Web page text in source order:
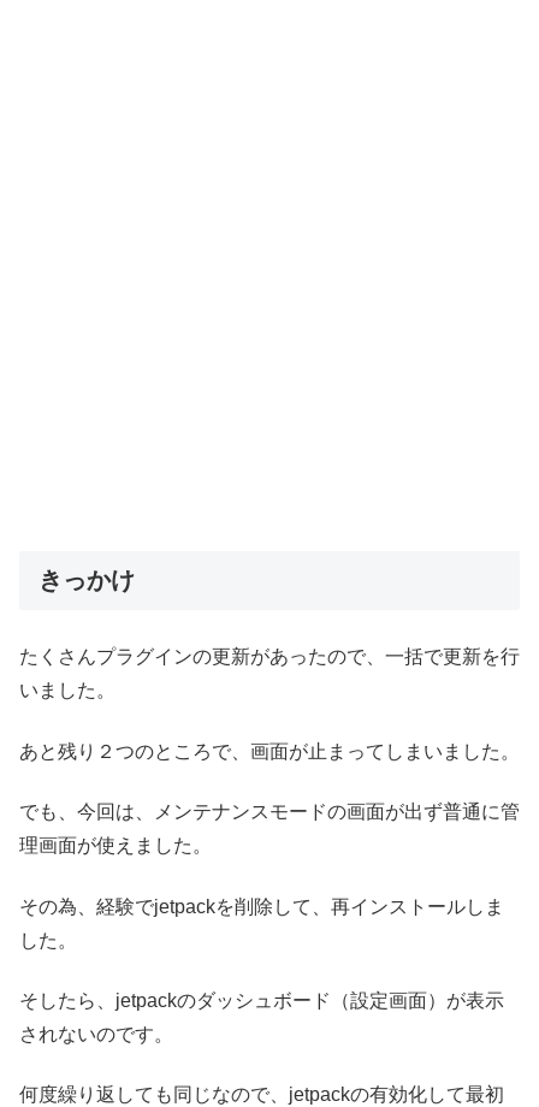
きっかけ
たくさんプラグインの更新があったので、一括で更新を行
いました。
あと残り２つのところで、画面が止まってしまいました。
でも、今回は、メンテナンスモードの画面が出ず普通に管
理画面が使えました。
その為、経験でjetpackを削除して、再インストールしま
した。
そしたら、jetpackのダッシュボード（設定画面）が表示
されないのです。
何度繰り返しても同じなので、jetpackの有効化して最初